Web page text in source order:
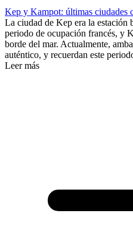
Kep y Kampot: últimas ciudades
La ciudad de Kep era la estación
periodo de ocupación francés, y
borde del mar. Actualmente,
auténtico, y recuerdan este
Leer más